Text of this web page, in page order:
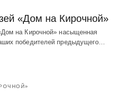
«Дом на Кирочной»
на Кирочной» насыщенная
победителей предыдущего…